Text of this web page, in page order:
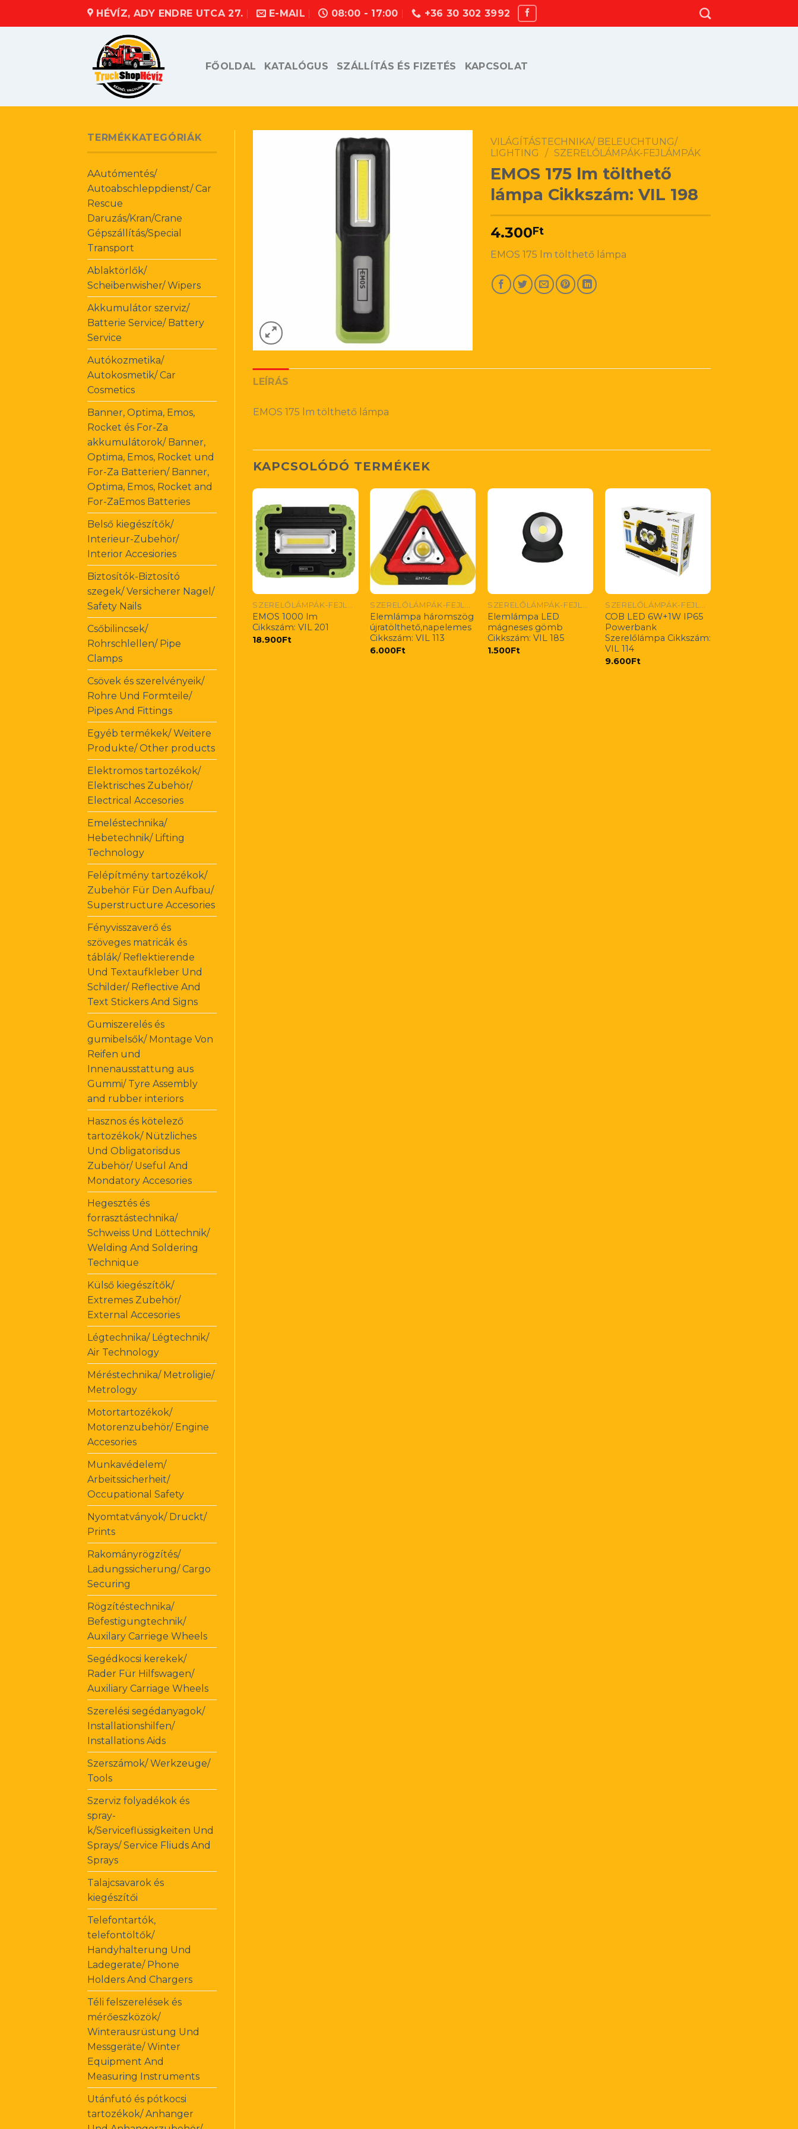
HÉVÍZ, ADY ENDRE UTCA 27. E-MAIL 08:00 - 17:00 +36 30 302 3992
FŐOLDAL KATALÓGUS SZÁLLÍTÁS ÉS FIZETÉS KAPCSOLAT
TERMÉKKATEGÓRIÁK
AAutómentés/
Autoabschleppdienst/ Car
Rescue
Daruzás/Kran/Crane
Gépszállítás/Special
Transport
Ablaktörlők/
Scheibenwisher/ Wipers
Akkumulátor szerviz/
Batterie Service/ Battery
Service
Autókozmetika/
Autokosmetik/ Car
Cosmetics
Banner, Optima, Emos,
Rocket és For-Za
akkumulátorok/ Banner,
Optima, Emos, Rocket und
For-Za Batterien/ Banner,
Optima, Emos, Rocket and
For-ZaEmos Batteries
Belső kiegészítők/
Interieur-Zubehör/
Interior Accesiories
Biztosítók-Biztosító
szegek/ Versicherer Nagel/
Safety Nails
Csőbilincsek/
Rohrschlellen/ Pipe
Clamps
Csövek és szerelvényeik/
Rohre Und Formteile/
Pipes And Fittings
Egyéb termékek/ Weitere
Produkte/ Other products
Elektromos tartozékok/
Elektrisches Zubehör/
Electrical Accesories
Emeléstechnika/
Hebetechnik/ Lifting
Technology
Felépítmény tartozékok/
Zubehör Für Den Aufbau/
Superstructure Accesories
Fényvisszaverő és
szöveges matricák és
táblák/ Reflektierende
Und Textaufkleber Und
Schilder/ Reflective And
Text Stickers And Signs
Gumiszerelés és
gumibelsők/ Montage Von
Reifen und
Innenausstattung aus
Gummi/ Tyre Assembly
and rubber interiors
Hasznos és kötelező
tartozékok/ Nützliches
Und Obligatorisdus
Zubehör/ Useful And
Mondatory Accesories
Hegesztés és
forrasztástechnika/
Schweiss Und Löttechnik/
Welding And Soldering
Technique
Külső kiegészítők/
Extremes Zubehör/
External Accesories
Légtechnika/ Légtechnik/
Air Technology
Méréstechnika/ Metroligie/
Metrology
Motortartozékok/
Motorenzubehör/ Engine
Accesories
Munkavédelem/
Arbeitssicherheit/
Occupational Safety
Nyomtatványok/ Druckt/
Prints
Rakományrögzítés/
Ladungssicherung/ Cargo
Securing
Rögzítéstechnika/
Befestigungtechnik/
Auxilary Carriege Wheels
Segédkocsi kerekek/
Rader Für Hilfswagen/
Auxiliary Carriage Wheels
Szerelési segédanyagok/
Installationshilfen/
Installations Aids
Szerszámok/ Werkzeuge/
Tools
Szerviz folyadékok és
spray-
k/Serviceflüssigkeiten Und
Sprays/ Service Fliuds And
Sprays
Talajcsavarok és
kiegészítői
Telefontartók,
telefontöltők/
Handyhalterung Und
Ladegerate/ Phone
Holders And Chargers
Téli felszerelések és
mérőeszközök/
Winterausrüstung Und
Messgeräte/ Winter
Equipment And
Measuring Instruments
Utánfutó és pótkocsi
tartozékok/ Anhanger
VILÁGÍTÁSTECHNIKA/ BELEUCHTUNG/
LIGHTING
/ SZERELŐLÁMPÁK-FEJLÁMPÁK
EMOS 175 lm tölthető
lámpa Cikkszám: VIL 198
4.300Ft
EMOS 175 lm tölthető lámpa
LEÍRÁS
EMOS 175 lm tölthető lámpa
KAPCSOLÓDÓ TERMÉKEK
EMOS 1000 lm
Cikkszám: VIL 201
18.900Ft
Elemlámpa háromszög
újratölthető,napelemes
Cikkszám: VIL 113
6.000Ft
Elemlámpa LED
mágneses gömb
Cikkszám: VIL 185
1.500Ft
COB LED 6W+1W IP65
Powerbank
Szerelőlámpa Cikkszám:
VIL 114
9.600Ft